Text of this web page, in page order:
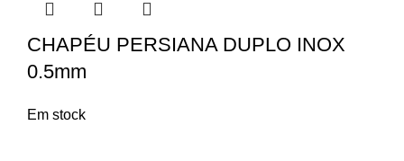
CHAPÉU PERSIANA DUPLO INOX
0.5mm
Em stock